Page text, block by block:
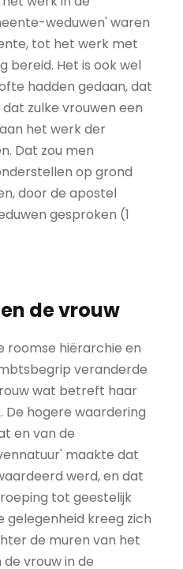
weduwen' waren
tot het werk met
bereid. Het is ook wel
hadden gedaan, dat
zulke vrouwen een
het werk der
Dat zou men
op grond
door de apostel
gesproken (1
de vrouw
roomse hiërarchie en
veranderde
wat betreft haar
De hogere waardering
en van de
maakte dat
werd, en dat
tot geestelijk
gelegenheid kreeg zich
de muren van het
vrouw in de